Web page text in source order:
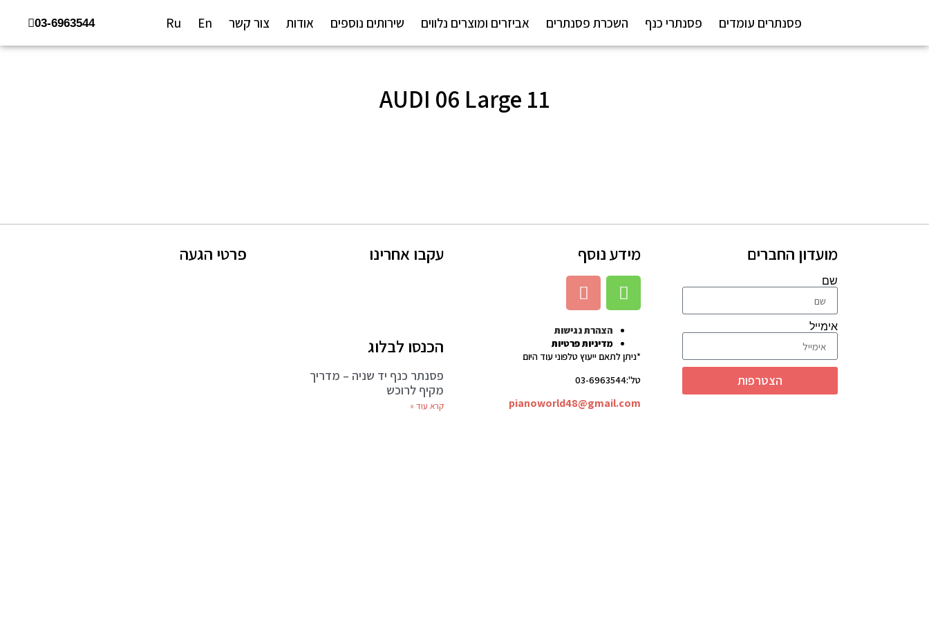
פסנתרים עומדים פסנתרי כנף השכרת פסנתרים אביזרים ומוצרים נלווים שירותים נוספים אודות צור קשר En
Ru
03-6963544
11 AUDI 06 Large
מועדון החברים
שם
אימייל
הצטרפות
מידע נוסף
הצהרת נגישות
מדיניות פרטיות
*ניתן לתאם ייעוץ טלפוני עוד היום
טל':03-6963544
pianoworld48@gmail.com
עקבו אחרינו
הכנסו לבלוג
פסנתר כנף יד שניה – מדריך
מקיף לרוכש
קרא עוד »
פרטי הגעה